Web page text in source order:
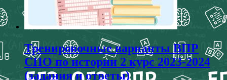
Тренировочные варианты ВПР
СПО по истории 2 курс 2023-2024
(задания и ответы)